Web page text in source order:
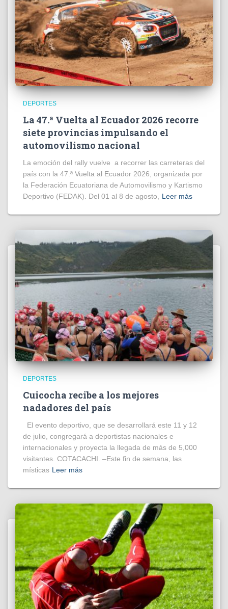
DEPORTES
La 47.ª Vuelta al Ecuador 2026 recorre
siete provincias impulsando el
automovilismo nacional
La emoción del rally vuelve a recorrer las carreteras del
país con la 47.ª Vuelta al Ecuador 2026, organizada por
la Federación Ecuatoriana de Automovilismo y Kartismo
Deportivo (FEDAK). Del 01 al 8 de agosto,
Leer más
DEPORTES
Cuicocha recibe a los mejores
nadadores del país
El evento deportivo, que se desarrollará este 11 y 12
de julio, congregará a deportistas nacionales e
internacionales y proyecta la llegada de más de 5,000
visitantes. COTACACHI. –Este fin de semana, las
místicas Leer más